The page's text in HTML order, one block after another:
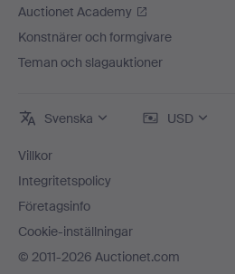
Auctionet Academy
Konstnärer och formgivare
Teman och slagauktioner
Svenska USD
Villkor
Integritetspolicy
Företagsinfo
Cookie-inställningar
© 2011-2026 Auctionet.com